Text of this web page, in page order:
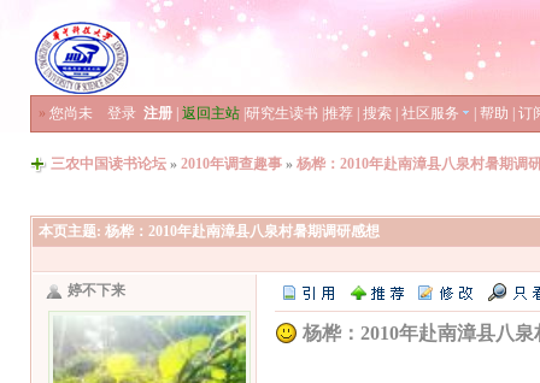
» 您尚未 登录 注册 返回主站 研究生读书 推荐 搜索 社区服务 帮助 订
三农中国读书论坛 » 2010年调查趣事 » 杨桦：2010年赴南漳县八泉村暑期调
本页主题: 杨桦：2010年赴南漳县八泉村暑期调研感想
婷不下来
杨桦：2010年赴南漳县八